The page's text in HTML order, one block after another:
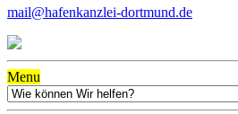
mail@hafenkanzlei-dortmund.de
Menu